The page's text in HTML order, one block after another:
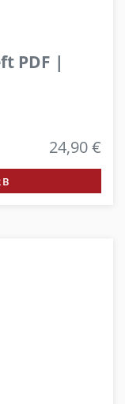
PDF |
24,90 €